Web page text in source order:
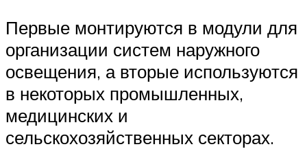
Первые монтируются в модули для
организации систем наружного
освещения, а вторые используются
в некоторых промышленных,
медицинских и
сельскохозяйственных секторах.